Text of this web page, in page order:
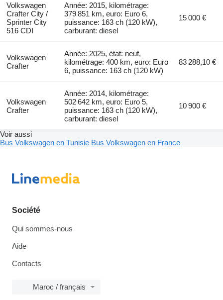
Volkswagen
Crafter City /
Sprinter City
516 CDI
Année: 2015, kilométrage:
379 851 km, euro: Euro 6,
puissance: 163 ch (120 kW),
carburant: diesel
15 000 €
Volkswagen
Crafter
Année: 2025, état: neuf,
kilométrage: 400 km, euro: Euro
6, puissance: 163 ch (120 kW)
83 288,10 €
Volkswagen
Crafter
Année: 2014, kilométrage:
502 642 km, euro: Euro 5,
puissance: 163 ch (120 kW),
carburant: diesel
10 900 €
Voir aussi
Bus Volkswagen en Tunisie Bus Volkswagen en France
Société
Qui sommes-nous
Aide
Contacts
Maroc / français